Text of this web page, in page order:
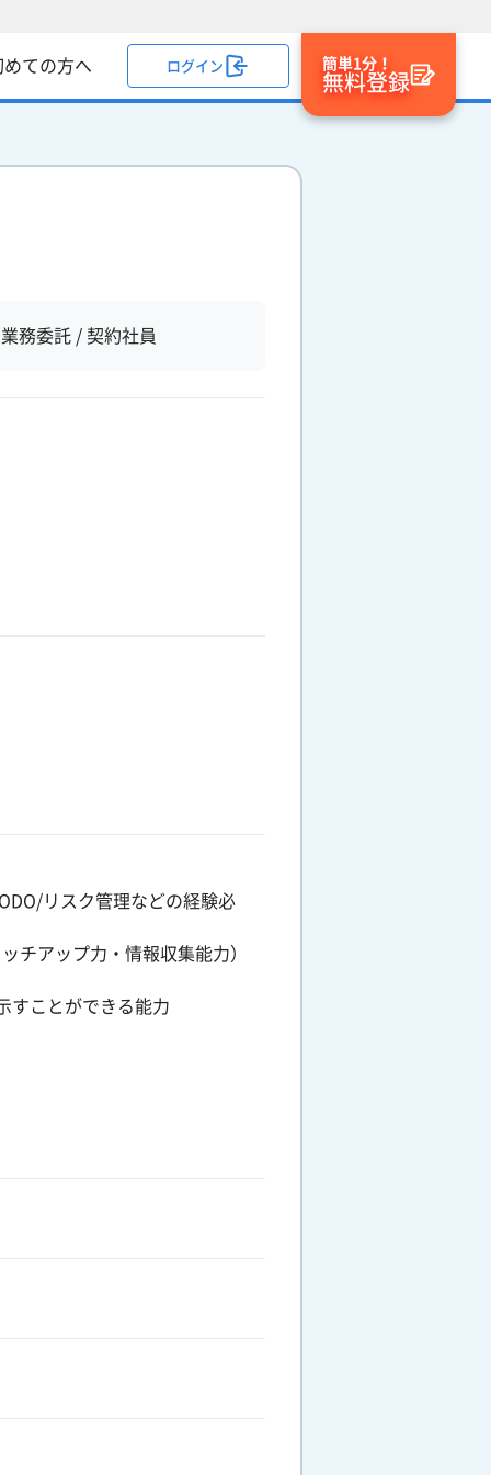
めての方へ ログイン 簡単1分！
無料登録
業務委託 / 契約社員
リスク管理などの経験必
チアップ力・情報収集能力）
すことができる能力